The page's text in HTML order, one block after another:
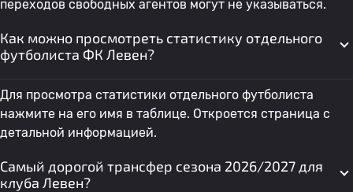
переходов свободных агентов могут не указываться.
Как можно просмотреть статистику отдельного
футболиста ФК Левен?
Для просмотра статистики отдельного футболиста
нажмите на его имя в таблице. Откроется страница с
детальной информацией.
Самый дорогой трансфер сезона 2026/2027 для
клуба Левен?